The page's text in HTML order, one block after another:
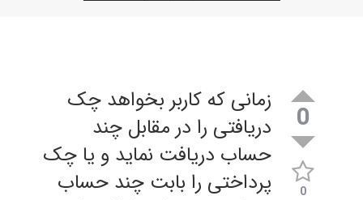
0
0
زمانی که کاربر بخواهد چک
دریافتی را در مقابل چند
حساب دریافت نماید و یا چک
پرداختی را بابت چند حساب